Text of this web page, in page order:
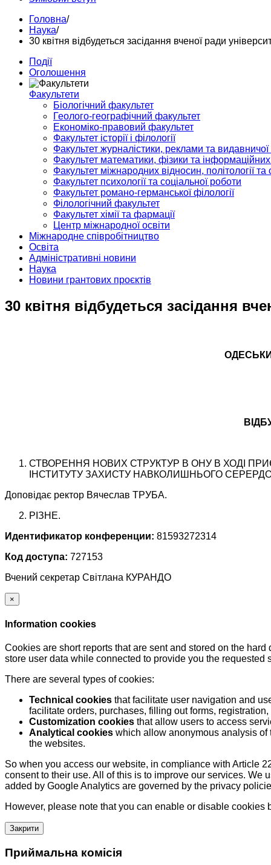
Головна/
Наука/
30 квітня відбудеться засідання вченої ради
Події
Оголошення
Факультети
Біологічний факультет
Геолого-географічний факультет
Економіко-правовий факультет
Факультет історії і філології
Факультет журналістики, реклами та
Факультет математики, фізики та інформаційних
Факультет міжнародних відносин, політології та
Факультет психології та соціальної роботи
Факультет романо-германської філології
Філологічний факультет
Факультет хімії та фармації
Центр міжнародної освіти
Міжнародне співробітництво
Освіта
Адміністративні новини
Наука
Новини грантових проєктів
30 квітня відбудеться засідання
СТВОРЕННЯ НОВИХ СТРУКТУР В ОНУ В ХОДІ
ІНСТИТУТУ ЗАХИСТУ НАВКОЛИШНЬОГО
Доповідає ректор Вячеслав ТРУБА.
РІЗНЕ.
Идентификатор конференции: 81593272314
Код доступа: 727153
Вчений секретар Світлана КУРАНДО
×
Information cookies
Cookies are short reports that are sent and stored on the
store user data while connected to provide you the
There are several types of cookies:
Technical cookies that facilitate user navigation and
facilitate orders, purchases, filling out forms,
Customization cookies that allow users to access
Analytical cookies which allow anonymous analysis
the websites.
So when you access our website, in compliance with Article
consent to their use. All of this is to improve our services.
added by Google Analytics are governed by the privacy
However, please note that you can enable or disable cookies
Закрити
Приймальна комісія